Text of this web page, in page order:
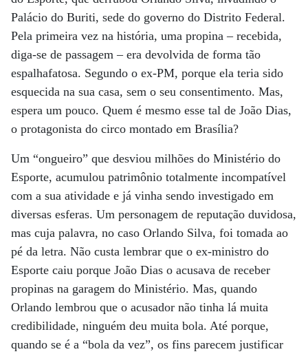
Palácio do Buriti, sede do governo do Distrito Federal.
Pela primeira vez na história, uma propina – recebida,
diga-se de passagem – era devolvida de forma tão
espalhafatosa. Segundo o ex-PM, porque ela teria sido
esquecida na sua casa, sem o seu consentimento. Mas,
espera um pouco. Quem é mesmo esse tal de João Dias,
o protagonista do circo montado em Brasília?
Um “ongueiro” que desviou milhões do Ministério do
Esporte, acumulou patrimônio totalmente incompatível
com a sua atividade e já vinha sendo investigado em
diversas esferas. Um personagem de reputação duvidosa,
mas cuja palavra, no caso Orlando Silva, foi tomada ao
pé da letra. Não custa lembrar que o ex-ministro do
Esporte caiu porque João Dias o acusava de receber
propinas na garagem do Ministério. Mas, quando
Orlando lembrou que o acusador não tinha lá muita
credibilidade, ninguém deu muita bola. Até porque,
quando se é a “bola da vez”, os fins parecem justificar